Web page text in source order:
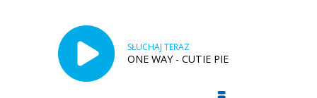
SŁUCHAJ TERAZ
ONE WAY - CUTIE PIE